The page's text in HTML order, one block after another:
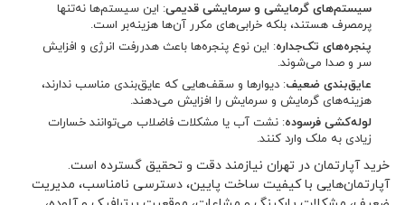
سیستم‌های گرمایشی و سرمایشی قدیمی: این سیستم‌ها نه‌تنها
پرمصرف هستند، بلکه خرابی‌های مکرر آن‌ها هزینه‌بر است.
پنجره‌های تک‌جداره: این نوع پنجره‌ها باعث هدررفت انرژی و افزایش
سر و صدا می‌شوند.
عایق‌بندی ضعیف: دیوارها و سقف‌هایی که عایق‌بندی مناسب ندارند،
هزینه‌های گرمایش و سرمایش را افزایش می‌دهند.
لوله‌کشی فرسوده: نشت آب یا مشکلات فاضلاب می‌توانند خسارات
زیادی به ملک وارد کنند.
خرید آپارتمان در تهران نیازمند دقت و تحقیق گسترده است.
آپارتمان‌هایی با کیفیت ساخت پایین، دسترسی نامناسب، مدیریت